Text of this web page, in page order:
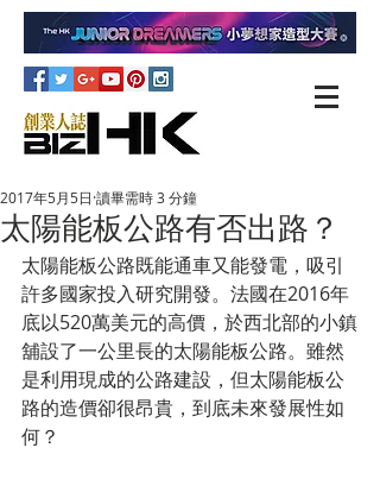
太陽能板公路有否出路？
2017年5月5日 讀畢需時 3 分鐘
太陽能板公路既能通車又能發電，吸引
許多國家投入研究開發。法國在2016年
底以520萬美元的高價，於西北部的小鎮
舖設了一公里長的太陽能板公路。雖然
是利用現成的公路建設，但太陽能板公
路的造價卻很昂貴，到底未來發展性如
何？